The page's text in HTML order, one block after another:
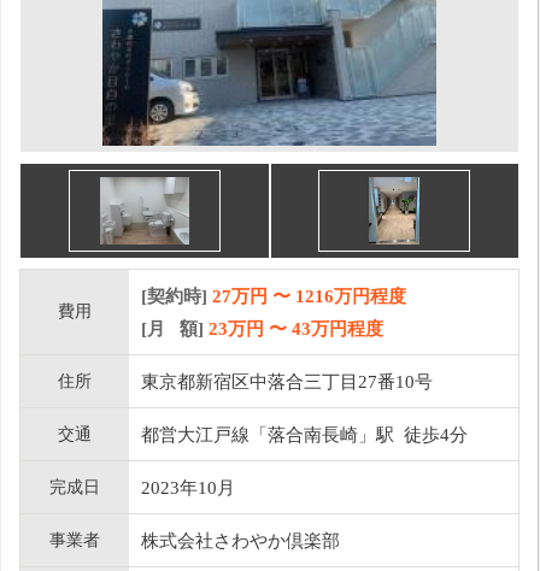
費用
[契約時] 27万円 〜 1216万円程度
[月 額] 23万円 〜 43万円程度
住所 東京都新宿区中落合三丁目27番10号
交通 都営大江戸線「落合南長崎」駅 徒歩4分
完成日 2023年10月
事業者 株式会社さわやか倶楽部